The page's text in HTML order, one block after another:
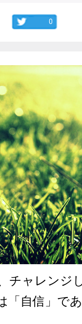
0
チャレンジ
「自信」で